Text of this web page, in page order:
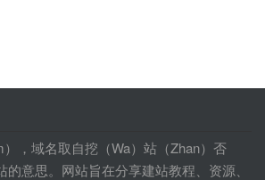
，域名取自挖（Wa）站（Zhan）否
的意思。网站旨在分享建站教程、资源、